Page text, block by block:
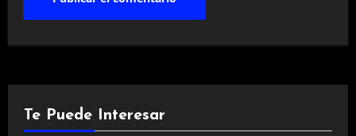
Te Puede Interesar